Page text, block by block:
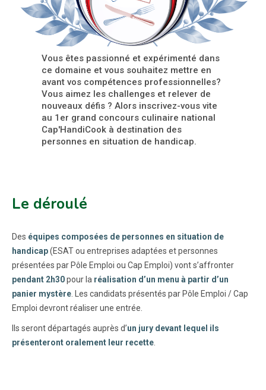
Vous êtes passionné et expérimenté dans
ce domaine et vous souhaitez mettre en
avant vos compétences professionnelles?
Vous aimez les challenges et relever de
nouveaux défis ? Alors inscrivez-vous vite
au 1er grand concours culinaire national
Cap'HandiCook à destination des
personnes en situation de handicap.
Le déroulé
Des équipes composées de personnes en situation de
handicap(ESAT ou entreprises adaptées et personnes
présentées par Pôle Emploi ou Cap Emploi) vont s’affronter
pendant 2h30pour la réalisation d’un menu à partir d’un
panier mystère . Les candidats présentés par Pôle Emploi / Cap
Emploi devront réaliser une entrée.
Ils seront départagés auprès d’un jury devant lequel ils
présenteront oralement leur recette